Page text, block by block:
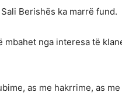
Berishës ka marrë fund.
nga interesa të
as me hakrrime, as